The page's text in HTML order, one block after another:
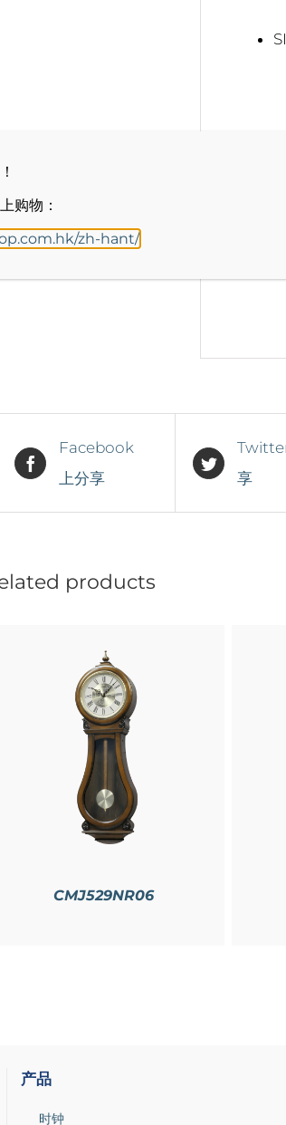
Facebook
上分享
享
products
CMJ529NR06
详情
产品
时钟
购物：
zh-hant/